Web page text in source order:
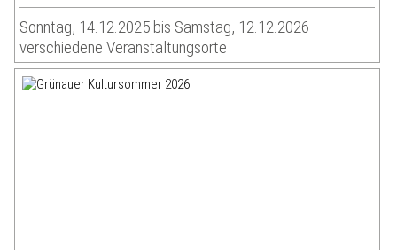
Sonntag, 14.12.2025 bis Samstag, 12.12.2026
verschiedene Veranstaltungsorte